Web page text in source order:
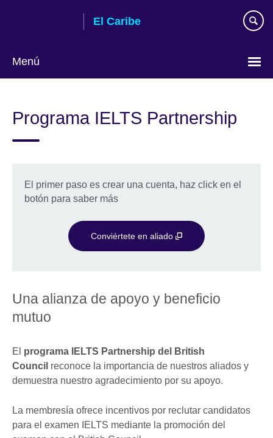
El Caribe
Menú
language
Programa IELTS Partnership
El primer paso es crear una cuenta, haz click en el
botón para saber más
Conviértete en aliado
Una alianza de apoyo y beneficio
mutuo
El programa IELTS Partnership del British
Council reconoce la importancia de nuestros aliados y
demuestra nuestro agradecimiento por su apoyo.
La membresía ofrece incentivos por reclutar candidatos
para el examen IELTS mediante la promoción del